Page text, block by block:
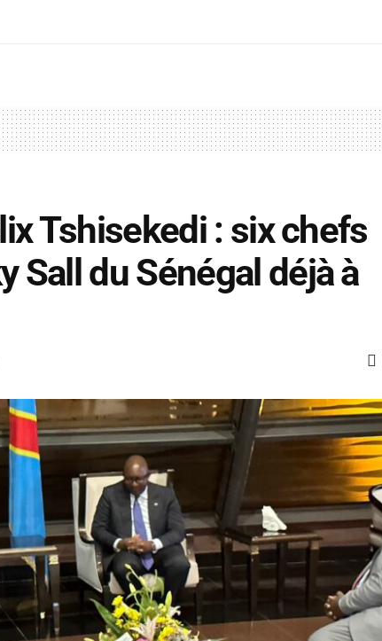
Tshisekedi : six chefs
Sall du Sénégal déjà à